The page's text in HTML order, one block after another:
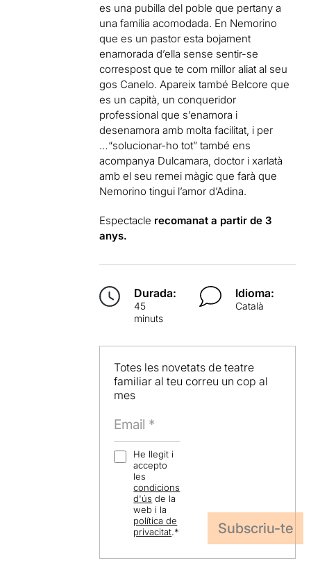
es una pubilla del poble que pertany a
una família acomodada. En Nemorino
que es un pastor esta bojament
enamorada d’ella sense sentir-se
correspost que te com millor aliat al seu
gos Canelo. Apareix també Belcore que
es un capità, un conqueridor
professional que s’enamora i
desenamora amb molta facilitat, i per
…“solucionar-ho tot” també ens
acompanya Dulcamara, doctor i xarlatà
amb el seu remei màgic que farà que
Nemorino tingui l’amor d’Adina.
Espectacle recomanat a partir de 3
anys.
Durada:
45
minuts
Idioma:
Català
Totes les novetats de teatre
familiar al teu correu un cop al
mes
He llegit i
accepto
les
condicions
d'ús de la
web i la
política de
privacitat.*